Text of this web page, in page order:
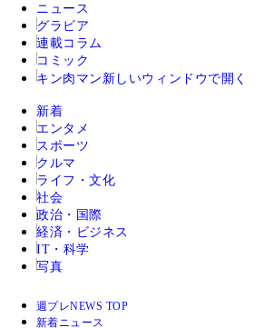
ニュース
グラビア
連載コラム
コミック
キン肉マン 新しいウィンドウで開く
新着
エンタメ
スポーツ
クルマ
ライフ・文化
社会
政治・国際
経済・ビジネス
IT・科学
写真
週プレNEWS TOP
新着ニュース